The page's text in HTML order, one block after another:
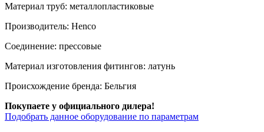
Материал труб: металлопластиковые
Производитель: Henco
Соединение: прессовые
Материал изготовления фитингов: латунь
Происхождение бренда: Бельгия
Покупаете у официального дилера!
Подобрать данное оборудование по параметрам